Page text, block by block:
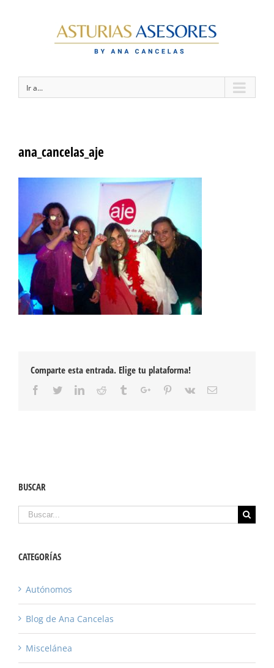
Ir a...
ana_cancelas_aje
Comparte esta entrada. Elige tu plataforma!
Facebook
TwitterLinkedinReddit TumblrGoogle+Pinterest
Vk Email
BUSCAR
Buscar
CATEGORÍAS
Autónomos
Blog de Ana Cancelas
Miscelánea